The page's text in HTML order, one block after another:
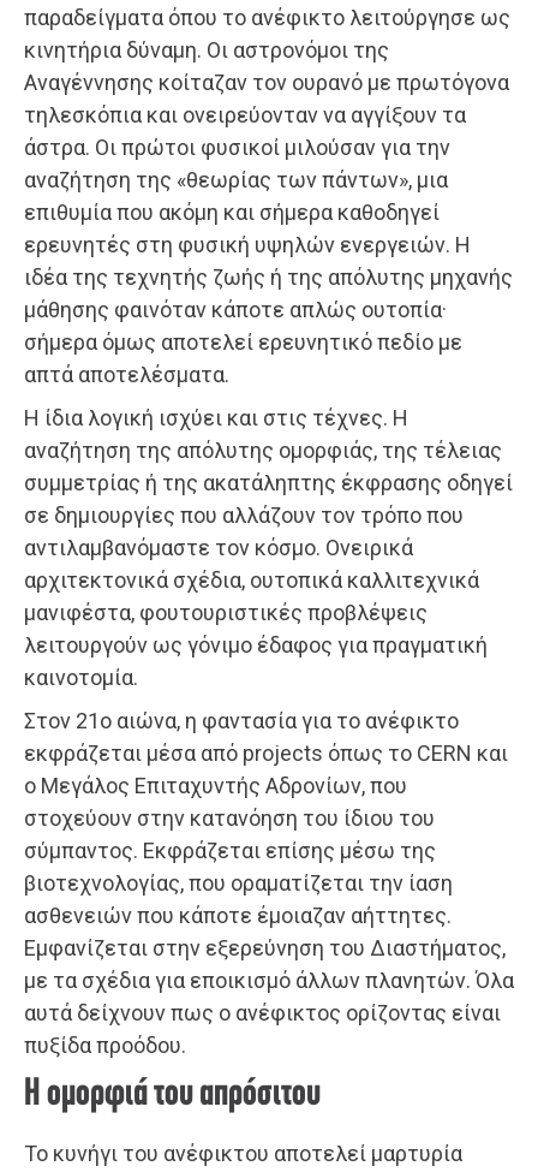
παραδείγματα όπου το ανέφικτο λειτούργησε ως
κινητήρια δύναμη. Οι αστρονόμοι της
Αναγέννησης κοίταζαν τον ουρανό με πρωτόγονα
τηλεσκόπια και ονειρεύονταν να αγγίξουν τα
άστρα. Οι πρώτοι φυσικοί μιλούσαν για την
αναζήτηση της «θεωρίας των πάντων», μια
επιθυμία που ακόμη και σήμερα καθοδηγεί
ερευνητές στη φυσική υψηλών ενεργειών. Η
ιδέα της τεχνητής ζωής ή της απόλυτης μηχανής
μάθησης φαινόταν κάποτε απλώς ουτοπία·
σήμερα όμως αποτελεί ερευνητικό πεδίο με
απτά αποτελέσματα.
Η ίδια λογική ισχύει και στις τέχνες. Η
αναζήτηση της απόλυτης ομορφιάς, της τέλειας
συμμετρίας ή της ακατάληπτης έκφρασης οδηγεί
σε δημιουργίες που αλλάζουν τον τρόπο που
αντιλαμβανόμαστε τον κόσμο. Ονειρικά
αρχιτεκτονικά σχέδια, ουτοπικά καλλιτεχνικά
μανιφέστα, φουτουριστικές προβλέψεις
λειτουργούν ως γόνιμο έδαφος για πραγματική
καινοτομία.
Στον 21ο αιώνα, η φαντασία για το ανέφικτο
εκφράζεται μέσα από projects όπως το CERN και
ο Μεγάλος Επιταχυντής Αδρονίων, που
στοχεύουν στην κατανόηση του ίδιου του
σύμπαντος. Εκφράζεται επίσης μέσω της
βιοτεχνολογίας, που οραματίζεται την ίαση
ασθενειών που κάποτε έμοιαζαν αήττητες.
Εμφανίζεται στην εξερεύνηση του Διαστήματος,
με τα σχέδια για εποικισμό άλλων πλανητών. Όλα
αυτά δείχνουν πως ο ανέφικτος ορίζοντας είναι
πυξίδα προόδου.
Η ομορφιά του απρόσιτου
Το κυνήγι του ανέφικτου αποτελεί μαρτυρία